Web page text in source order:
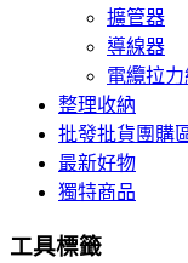
擴管器
導線器
電纜拉
整理收納
批發批貨團購
最新好物
獨特商品
工具標籤